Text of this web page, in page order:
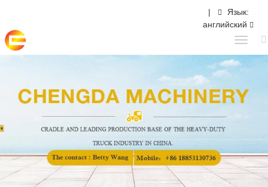
|
Язык:
английский